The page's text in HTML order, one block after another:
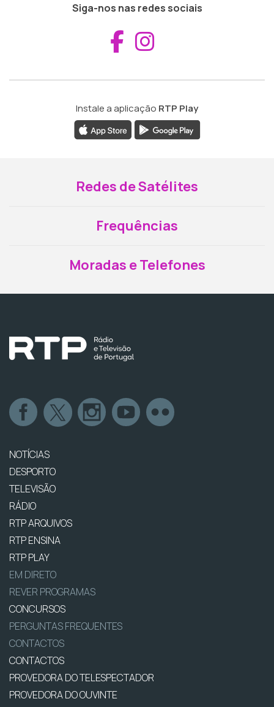
Siga-nos nas redes sociais
Aceder ao
Instale a aplicação RTP Play
Redes de Satélites
Frequências
Moradas e Telefones
NOTÍCIAS
DESPORTO
TELEVISÃO
RÁDIO
RTP ARQUIVOS
RTP ENSINA
RTP PLAY
EM DIRETO
REVER PROGRAMAS
CONCURSOS
PERGUNTAS FREQUENTES
CONTACTOS
CONTACTOS
PROVEDORA DO TELESPECTADOR
PROVEDORA DO OUVINTE